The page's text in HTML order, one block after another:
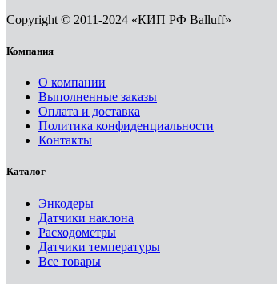
Copyright © 2011-2024 «КИП РФ Balluff»
Компания
О компании
Выполненные заказы
Оплата и доставка
Политика конфиденциальности
Контакты
Каталог
Энкодеры
Датчики наклона
Расходометры
Датчики температуры
Все товары